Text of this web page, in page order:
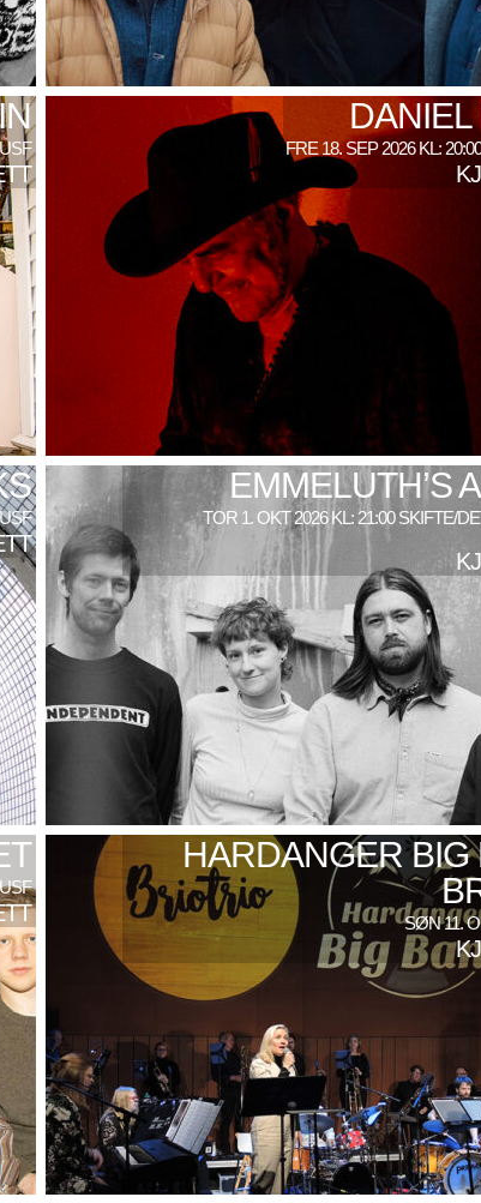
FRE 18. SEP 2026 KL:
EMMELUTH’S
TOR 1. OKT 2026 KL: 21:00 SKIFTE/
HARDANGER BIG
SØN 11.